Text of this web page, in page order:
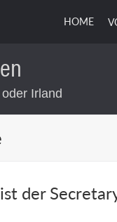
HOME
Irland
der